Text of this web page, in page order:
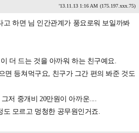
'13.11.13 1:16 AM (175.197.xxx.75)
고 하면 님 인간관계가 풍요로워 보일까봐
더 드는 것을 아까워 하는 친구예요.
면 등쳐먹구요, 친구가 그간 편의 봐준 것도
저 중개비 20만원이 아까운....
도 모르고 멍청한 공무원인거죠.